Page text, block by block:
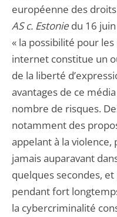
européenne des
AS c. Estonie du 16
« la possibilité pour
internet constitue un
de la liberté
avantages de ce
nombre de risques.
notamment des
appelant à la
jamais auparavant
quelques secondes,
pendant fort
la cybercriminalité